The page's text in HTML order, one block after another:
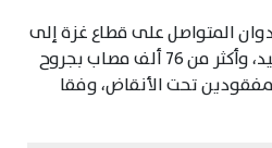
المتواصل على قطاع غزة إلى
ما يزيد على الـ34 ألف شهيد، وأكثر من 76 ألف مصاب بجروح
تحت الأنقاض، وفقا